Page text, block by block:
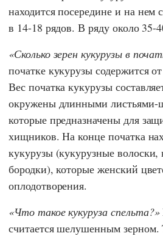
находится посередине и на нем
в 14-18 рядов. В ряду около 35-
Сколько зерен кукурузы в
початке кукурузы содержится
Вес початка кукурузы
окружены длинными листьями-
которые предназначены для
хищников. На конце початка
кукурузы (кукурузные волоски,
бородки), которые женский
оплодотворения.
Что такое кукуруза спельта?
считается шелушенным зерном.